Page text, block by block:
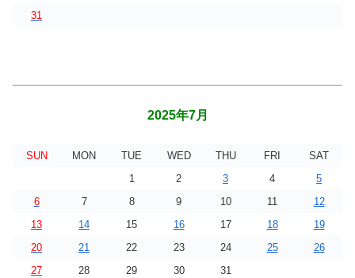
31
2025年7月
SUN MON TUE WED THU FRI
SAT
1
2 3 4
5
6
7 8 9 10 11
12
13
14 15 16 17 18
19
20
21 22 23 24 25
26
27
28 29 30 31